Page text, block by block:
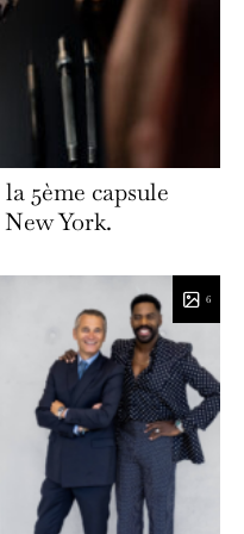
5ème capsule
York.
6